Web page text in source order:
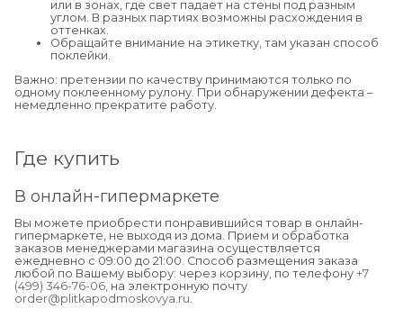
или в зонах, где свет падает на стены под разным
углом. В разных партиях возможны расхождения в
оттенках.
Обращайте внимание на этикетку, там указан способ
поклейки.
Важно: претензии по качеству принимаются только по
одному поклеенному рулону. При обнаружении дефекта –
немедленно прекратите работу.
Где купить
В онлайн-гипермаркете
Вы можете приобрести понравившийся товар в онлайн-
гипермаркете, не выходя из дома. Прием и обработка
заказов менеджерами магазина осуществляется
ежедневно с 09:00 до 21:00. Способ размещения заказа
любой по Вашему выбору: через корзину, по телефону +7
(499) 346-76-06 , на электронную почту
order@plitkapodmoskovya.ru